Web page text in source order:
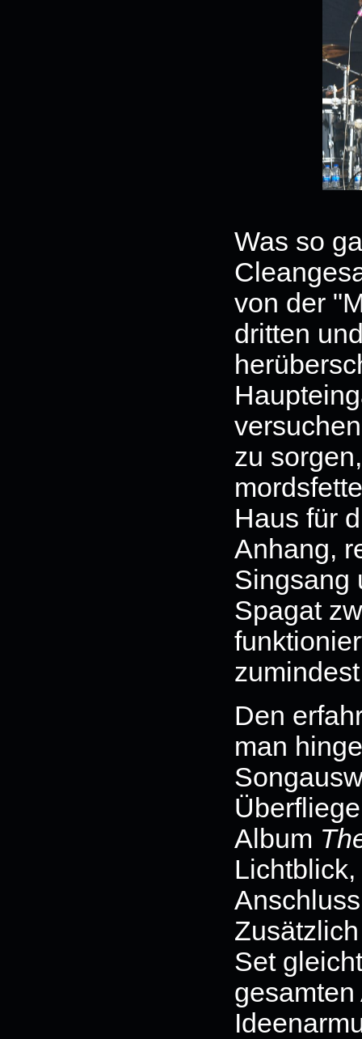
Was so
von der
dritten
zu
Haus für
Anhang,
Singsang
Spagat
Den
man
Album
Set